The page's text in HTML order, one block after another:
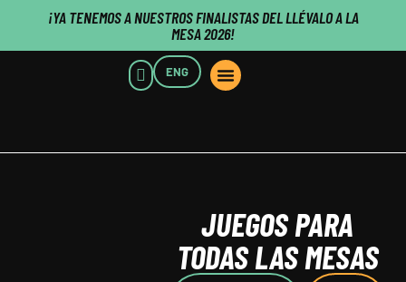
¡YA TENEMOS A NUESTROS FINALISTAS DEL LLÉVALO A LA
MESA 2026!
ENG
JUEGOS PARA
TODAS LAS MESAS